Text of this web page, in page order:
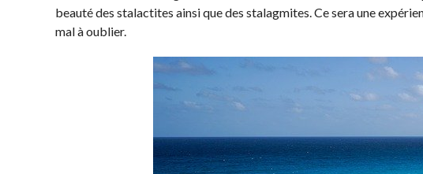
beauté des stalactites ainsi que des stalagmites. Ce sera une
mal à oublier.